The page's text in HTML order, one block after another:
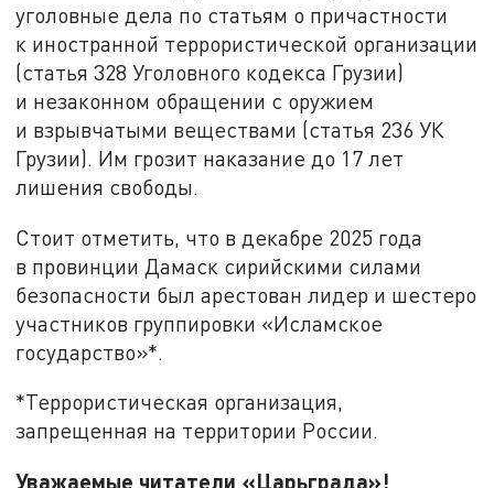
уголовные дела по статьям о причастности
к иностранной террористической организации
(статья 328 Уголовного кодекса Грузии)
и незаконном обращении с оружием
и взрывчатыми веществами (статья 236 УК
Грузии). Им грозит наказание до 17 лет
лишения свободы.
Стоит отметить, что в декабре 2025 года
в провинции Дамаск сирийскими силами
безопасности был арестован лидер и шестеро
участников группировки «Исламское
государство»*.
*Террористическая организация,
запрещенная на территории России.
Уважаемые читатели «Царьграда»!